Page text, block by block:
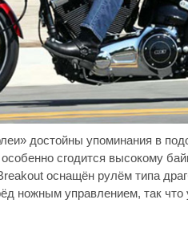
достойны упоминания в
сгодится высокому
оснащён рулём типа
ножным управлением, так что